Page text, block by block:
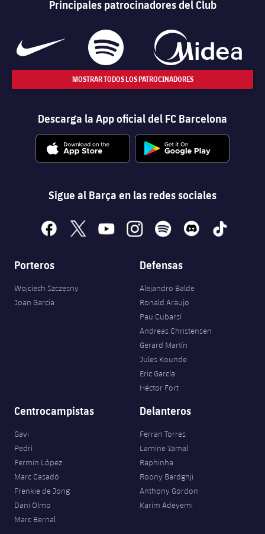
Principales patrocinadores del Club
MOSTRAR TODOS LOS PATROCINADORES
Descarga la App oficial del FC Barcelona
Sigue al Barça en las redes sociales
facebook
x youtubeinstagramspotify discord tiktok
Porteros
Wojciech Szczęsny
Joan Garcia
Defensas
Alejandro Balde
Ronald Araujo
Pau Cubarsí
Andreas Christensen
Gerard Martín
Jules Kounde
Eric García
Héctor Fort
Centrocampistas
Gavi
Pedri
Fermín López
Marc Casadó
Frenkie de Jong
Dani Olmo
Marc Bernal
Delanteros
Ferran Torres
Lamine Yamal
Raphinha
Roony Bardghji
Anthony Gordon
Karim Adeyemi